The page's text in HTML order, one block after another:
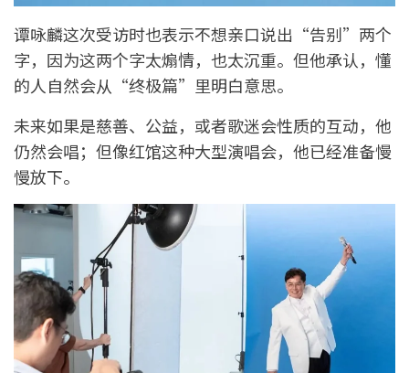
谭咏麟这次受访时也表示不想亲口说出“告别”两个
字，因为这两个字太煽情，也太沉重。但他承认，懂
的人自然会从“终极篇”里明白意思。
未来如果是慈善、公益，或者歌迷会性质的互动，他
仍然会唱；但像红馆这种大型演唱会，他已经准备慢
慢放下。